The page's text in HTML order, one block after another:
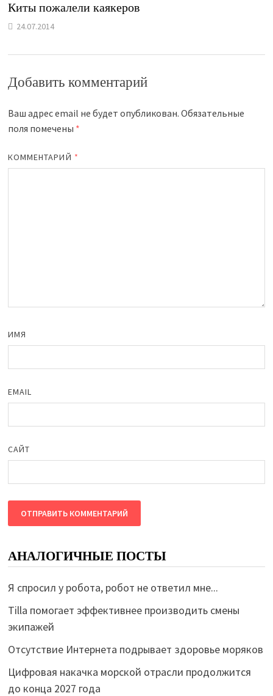
Киты пожалели каякеров
24.07.2014
Добавить комментарий
Ваш адрес email не будет опубликован. Обязательные
поля помечены *
КОММЕНТАРИЙ *
ИМЯ
EMAIL
САЙТ
АНАЛОГИЧНЫЕ ПОСТЫ
Я спросил у робота, робот не ответил мне...
Tilla помогает эффективнее производить смены
экипажей
Отсутствие Интернета подрывает здоровье моряков
Цифровая накачка морской отрасли продолжится
до конца 2027 года